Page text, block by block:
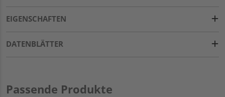
EIGENSCHAFTEN
DATENBLÄTTER
Passende Produkte